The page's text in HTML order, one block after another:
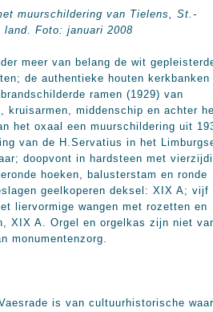
muurschildering van Tielens, St.-
land. Foto: januari 2008
meer van belang de wit
de authentieke houten kerkbanken
ramen (1929) van
kruisarmen, middenschip en achter
het oxaal een muurschildering uit
van de H.Servatius in het
doopvont in hardsteen met
hoeken, balusterstam en ronde
geelkoperen deksel: XIX A; vijf
liervormige wangen met rozetten en
XIX A. Orgel en orgelkas zijn niet
monumentenzorg.
is van cultuurhistorische